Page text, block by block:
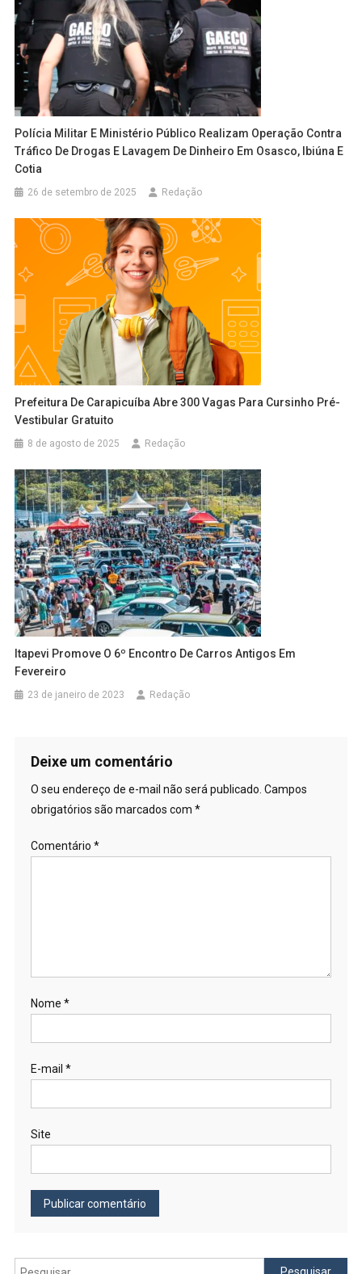
Polícia Militar E Ministério Público Realizam Operação Contra
Tráfico De Drogas E Lavagem De Dinheiro Em Osasco, Ibiúna E
Cotia
26 de setembro de 2025 Redação
Prefeitura De Carapicuíba Abre 300 Vagas Para Cursinho Pré-
Vestibular Gratuito
8 de agosto de 2025 Redação
Itapevi Promove O 6º Encontro De Carros Antigos Em
Fevereiro
23 de janeiro de 2023 Redação
Deixe um comentário
O seu endereço de e-mail não será publicado. Campos
obrigatórios são marcados com *
Comentário *
Nome *
E-mail *
Site
Pesquisar